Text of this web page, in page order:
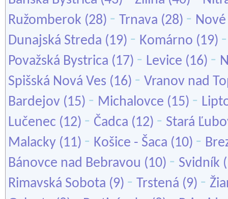
Ružomberok (28) - Trnava (28) -
Dunajská Streda (19) - Komárno (19)
Považská Bystrica (17) - Levice (16) -
Spišská Nová Ves (16) - Vranov nad
Bardejov (15) - Michalovce (15) -
Lučenec (12) - Čadca (12) - Stará
Malacky (11) - Košice - Šaca (10) -
Bánovce nad Bebravou (10) - Svidník
Rimavská Sobota (9) - Trstená (9) -